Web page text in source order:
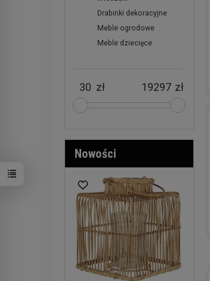
Drabinki dekoracyjne
Meble ogrodowe
Meble dziecięce
zł zł
Nowości